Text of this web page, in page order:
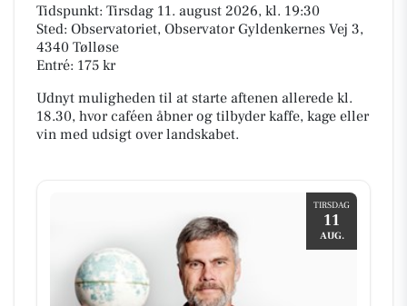
Tidspunkt: Tirsdag 11. august 2026, kl. 19:30
Sted: Observatoriet, Observator Gyldenkernes Vej 3,
4340 Tølløse
Entré: 175 kr
Udnyt muligheden til at starte aftenen allerede kl.
18.30, hvor caféen åbner og tilbyder kaffe, kage eller
vin med udsigt over landskabet.
TIRSDAG
11
AUG.